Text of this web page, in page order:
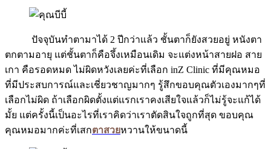
ปัจจุบันทำตามาได้ 2 ปีกว่าแล้ว ชั้นตาก็ยังสวยอยู่ หนังตา
ตกตามอายุ แต่ชั้นตาก็คือจึ้งเหมือนเดิม จะแต่งหน้าสายฝอ สาย
เกา คือรอดหมด ไม่ผิดหวังเลยค่ะที่เลือก inZ Clinic ที่มีคุณหมอ
ที่มีประสบการณ์และเชี่ยวชาญมากๆ รู้สึกขอบคุณตัวเองมากๆที่
เลือกไม่ผิด ถ้าเลือกผิดตั้งแต่แรกเราคงเสียใจแล้วก็ไม่รู้จะแก้ได้
มั้ย แต่ครั้งนี้เป็นอะไรที่เราคิดว่าเราตัดสินใจถูกที่สุด ขอบคุณ
คุณหมอมากค่ะที่เสกตาสวยหวานให้ขนาดนี้